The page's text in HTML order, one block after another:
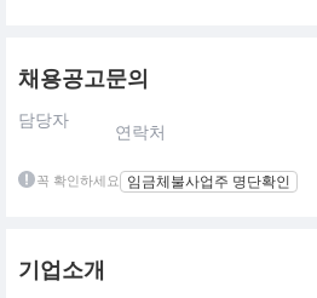
채용공고문의
담당자
연락처
꼭 확인하세요 임금체불사업주 명단확인
기업소개